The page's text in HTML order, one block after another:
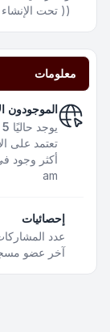
(( تحت
معلومات
الموجودون
يوجد حاليًا 5
تعتمد على
أكثر وجود
am
إحصائيات
عدد
آخر عضو